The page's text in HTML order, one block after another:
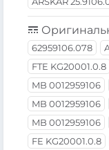
62959106.078
FTE KG20001.0.8
MB 0012959106
MB 0012959106
MB 0012959106
FE KG20001.0.8